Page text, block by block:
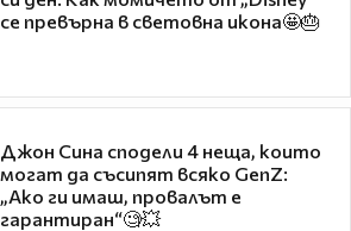
се превърна в световна икона🤩🎂
Джон Сина сподели 4 неща, които
могат да съсипят всяко GenZ:
„Ако ги имаш, провалът е
гарантиран“🧐💥